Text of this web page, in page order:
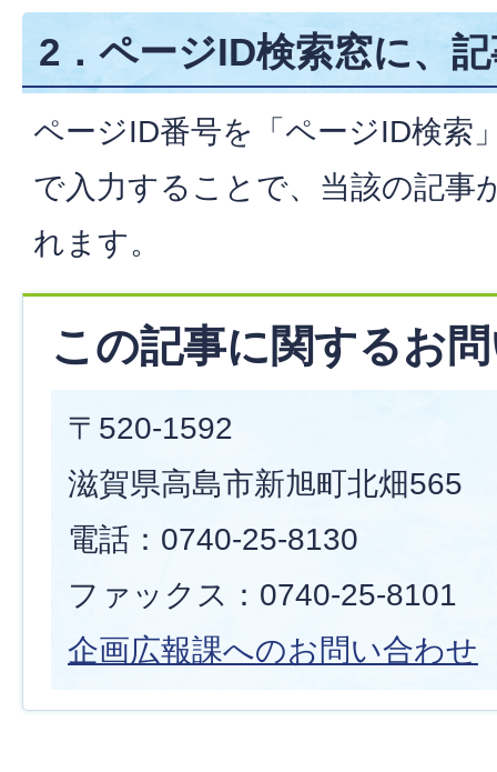
2．ページID検索窓に、
ページID番号を「ページID検索
で入力することで、当該の記事
れます。
この記事に関するお
〒520-1592
滋賀県高島市新旭町北畑565
電話：0740-25-8130
ファックス：0740-25-8101
企画広報課へのお問い合わせ